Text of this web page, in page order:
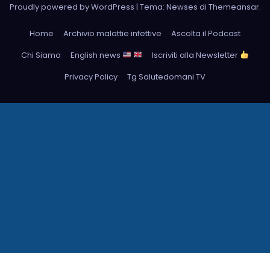
Proudly powered by WordPress | Tema: Newses di Themeansar.
Home Archivio malattie infettive
Ascolta il Podcast
Chi Siamo
English news
Iscriviti alla Newsletter
Privacy Policy
Tg Salutedomani TV